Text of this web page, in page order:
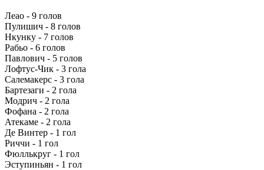
Леао - 9 голов
Пулишич - 8 голов
Нкунку - 7 голов
Рабьо - 6 голов
Павлович - 5 голов
Лофтус-Чик - 3 гола
Салемакерс - 3 гола
Бартезаги - 2 гола
Модрич - 2 гола
Фофана - 2 гола
Атекаме - 2 гола
Де Винтер - 1 гол
Риччи - 1 гол
Фюллькруг - 1 гол
Эступиньян - 1 гол